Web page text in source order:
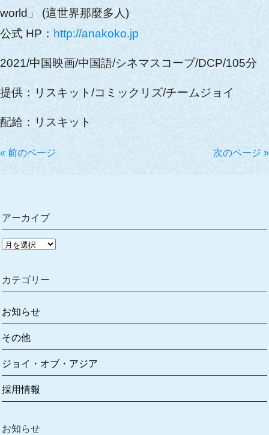
world」 (這世界那麼多人)
公式 HP： http://anakoko.jp
2021/中国映画/中国語/シネマスコープ/DCP/105分
提供：リスキット/コミックリズ/チームジョイ
配給：リスキット
« 前のページ 次のページ »
アーカイブ
ア
カ
イ
ブ
カテゴリー
お知らせ
その他
ジョイ・オブ・アジア
採用情報
お知らせ